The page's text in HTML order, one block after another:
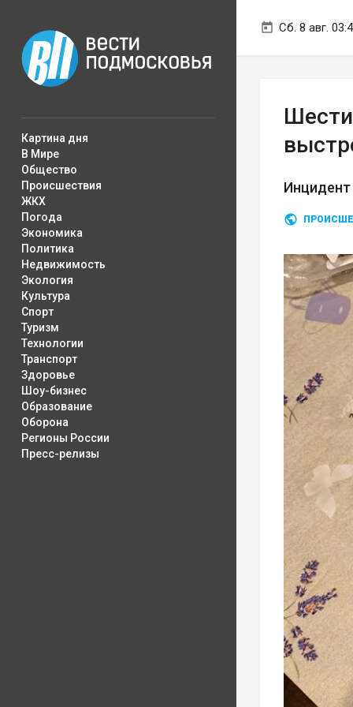
Сб. 8 авг.
Картина дня
В Мире
Общество
Происшествия
ЖКХ
Погода
Экономика
Политика
Недвижимость
Экология
Культура
Спорт
Туризм
Технологии
Транспорт
Здоровье
Шоу-бизнес
Образование
Оборона
Регионы России
Пресс-релизы
Инцидент